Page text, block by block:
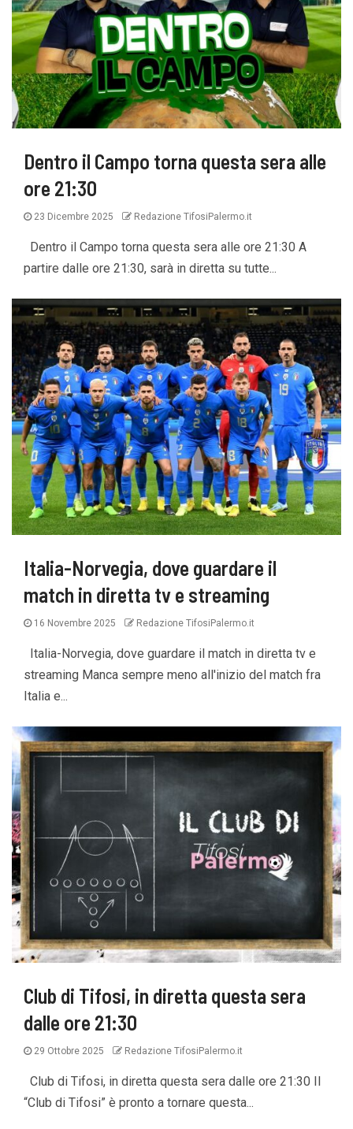
Dentro il Campo torna questa sera alle
ore 21:30
23 Dicembre 2025 Redazione TifosiPalermo.it
Dentro il Campo torna questa sera alle ore 21:30 A
partire dalle ore 21:30, sarà in diretta su tutte...
Italia-Norvegia, dove guardare il
match in diretta tv e streaming
16 Novembre 2025 Redazione TifosiPalermo.it
Italia-Norvegia, dove guardare il match in diretta tv e
streaming Manca sempre meno all'inizio del match fra
Italia e...
Club di Tifosi, in diretta questa sera
dalle ore 21:30
29 Ottobre 2025 Redazione TifosiPalermo.it
Club di Tifosi, in diretta questa sera dalle ore 21:30 Il
“Club di Tifosi” è pronto a tornare questa...